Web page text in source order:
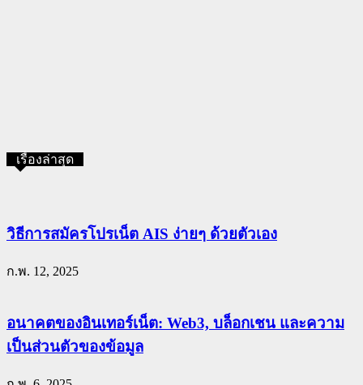
เรื่องล่าสุด
วิธีการสมัครโปรเน็ต AIS ง่ายๆ ด้วยตัวเอง
ก.พ. 12, 2025
อนาคตของอินเทอร์เน็ต: Web3, บล็อกเชน และความ
เป็นส่วนตัวของข้อมูล